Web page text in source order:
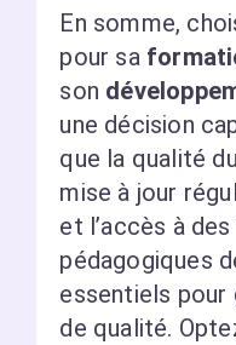
En somme,
pour sa
son
une décision
que la qualité
mise à jour
et l’accès à
pédagogiques
essentiels pour
de qualité.